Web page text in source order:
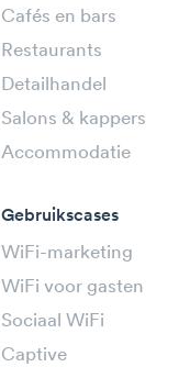
Cafés en bars
Restaurants
Detailhandel
Salons & kappers
Accommodatie
Gebruikscases
WiFi-marketing
WiFi voor gasten
Sociaal WiFi
Captive